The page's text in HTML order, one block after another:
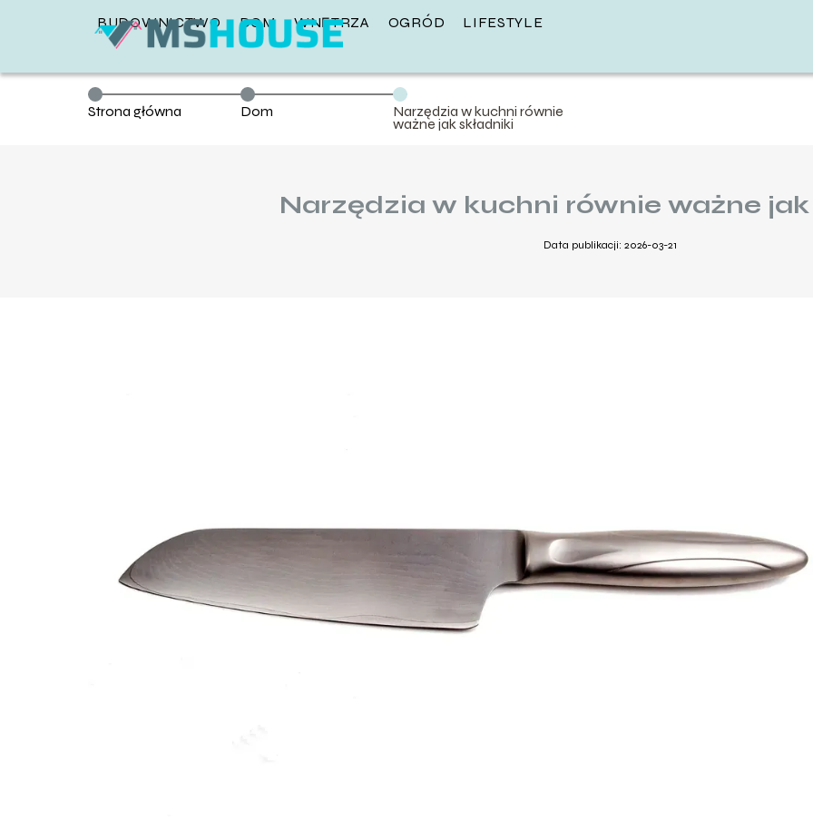
BUDOWNICTWO DOM WNĘTRZA OGRÓD LIFESTYLE
Strona główna Dom Narzędzia w kuchni równie
ważne jak składniki
Narzędzia w kuchni równie ważne jak
Data publikacji: 2026-03-21